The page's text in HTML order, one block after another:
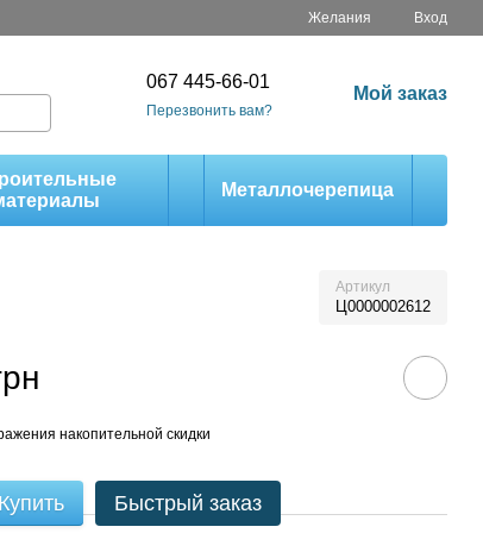
Желания Вход
067 445-66-01
Перезвонить вам?
Мой заказ
Металлочерепица
Артикул
Ц0000002612
накопительной скидки
Купить Быстрый заказ